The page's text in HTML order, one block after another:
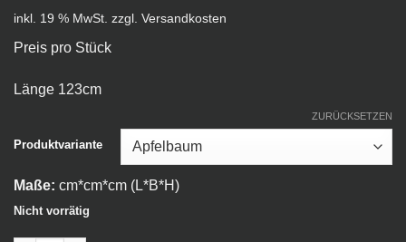
inkl. 19 % MwSt. zzgl. Versandkosten
Preis pro Stück
Länge 123cm
Produktvariante
ZURÜCKSETZEN
Maße: cm*cm*cm (L*B*H)
Nicht vorrätig